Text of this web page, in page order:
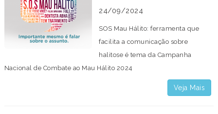
24/09/2024
SOS Mau Hálito: ferramenta que
facilita a comunicação sobre
halitose é tema da Campanha
Nacional de Combate ao Mau Hálito 2024
Veja Mais